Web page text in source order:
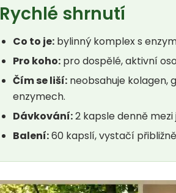
Rychlé shrnutí
Co to je: bylinný komplex s
Pro koho: pro dospělé, aktivní
Čím se liší: neobsahuje kolagen,
enzymech.
Dávkování:2 kapsle denně mezi
Balení:60 kapslí, vystačí